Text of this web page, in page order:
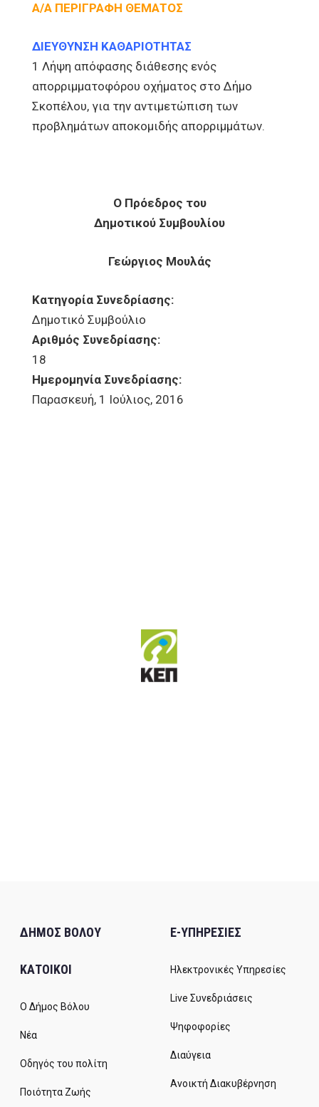
Α/Α ΠΕΡΙΓΡΑΦΗ ΘΕΜΑΤΟΣ
ΔΙΕΥΘΥΝΣΗ ΚΑΘΑΡΙΟΤΗΤΑΣ
1 Λήψη απόφασης διάθεσης ενός
απορριμματοφόρου οχήματος στο Δήμο
Σκοπέλου, για την αντιμετώπιση των
προβλημάτων αποκομιδής απορριμμάτων.
Ο Πρόεδρος του
Δημοτικού Συμβουλίου
Γεώργιος Μουλάς
Κατηγορία Συνεδρίασης:
Δημοτικό Συμβούλιο
Αριθμός Συνεδρίασης:
18
Ημερομηνία Συνεδρίασης:
Παρασκευή, 1 Ιούλιος, 2016
ΔΗΜΟΣ ΒΟΛΟΥ
ΚΑΤΟΙΚΟΙ
Ο Δήμος Βόλου
Νέα
Οδηγός του πολίτη
Ποιότητα Ζωής
E-ΥΠΗΡΕΣΙΕΣ
Ηλεκτρονικές Υπηρεσίες
Live Συνεδριάσεις
Ψηφοφορίες
Διαύγεια
Ανοικτή Διακυβέρνηση